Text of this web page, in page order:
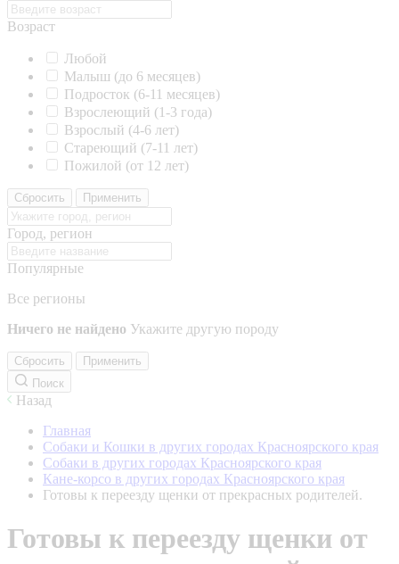
Возраст
Любой
Малыш (до 6 месяцев)
Подросток (6-11 месяцев)
Взрослеющий (1-3 года)
Взрослый (4-6 лет)
Стареющий (7-11 лет)
Пожилой (от 12 лет)
Сбросить Применить
Город, регион
Популярные
Все регионы
Ничего не найдено Укажите другую породу
Сбросить
Применить
Поиск
Назад
Главная
Собаки и Кошки в других городах Красноярского края
Собаки в других городах Красноярского края
Кане-корсо в других городах Красноярского края
Готовы к переезду щенки от прекрасных родителей.
Готовы к переезду щенки от